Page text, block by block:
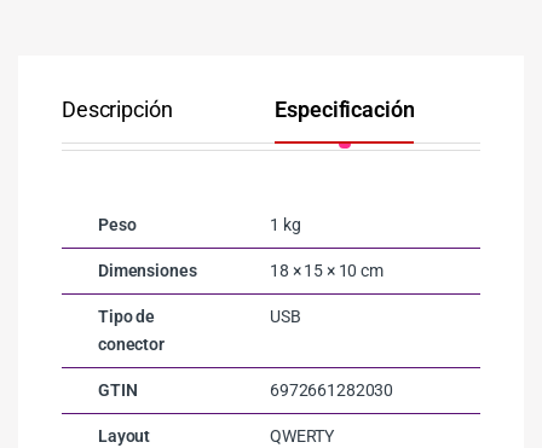
Descripción Especificación
Peso 1 kg
Dimensiones 18 × 15 × 10 cm
Tipo de
conector
USB
GTIN 6972661282030
Layout QWERTY